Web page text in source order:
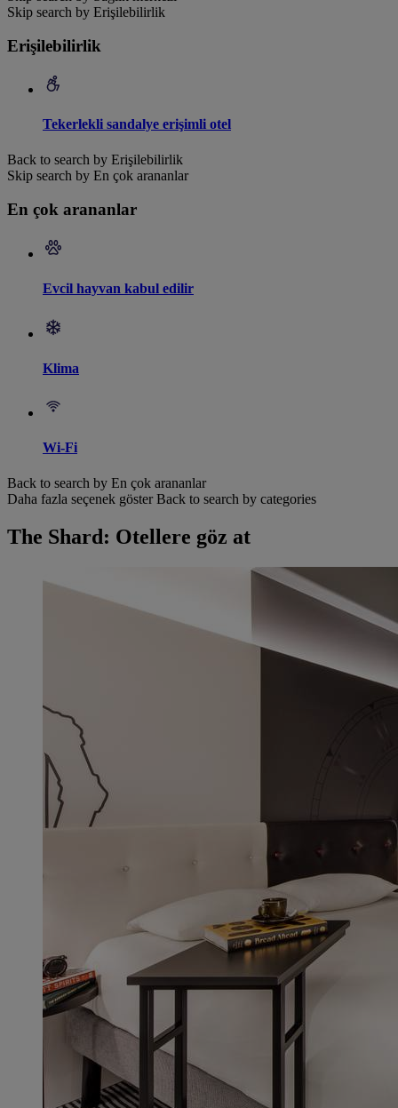
Skip search by Erişilebilirlik
Erişilebilirlik
Tekerlekli sandalye erişimli otel
Back to search by Erişilebilirlik
Skip search by En çok arananlar
En çok arananlar
Evcil hayvan kabul edilir
Klima
Wi-Fi
Back to search by En çok arananlar
Daha fazla seçenek göster Back to search by categories
The Shard: Otellere göz at